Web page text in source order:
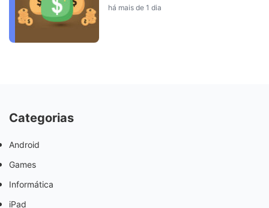
há mais de 1 dia
Categorias
Android
Games
Informática
iPad